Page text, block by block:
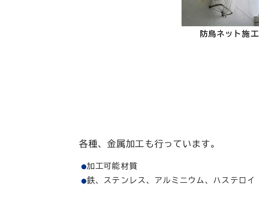
防鳥ネット施工
各種、金属加工も行っています。
加工可能材質
鉄、ステンレス、アルミニウム、ハステロイ